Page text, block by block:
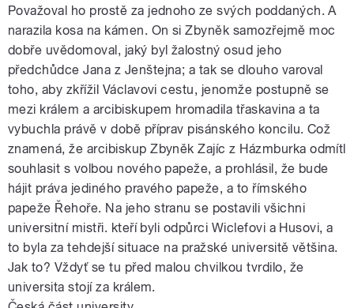
Považoval ho prostě za jednoho ze svých poddaných. A
narazila kosa na kámen. On si Zbyněk samozřejmě moc
dobře uvědomoval, jaký byl žalostný osud jeho
předchůdce Jana z Jenštejna; a tak se dlouho varoval
toho, aby zkřížil Václavovi cestu, jenomže postupně se
mezi králem a arcibiskupem hromadila třaskavina a ta
vybuchla právě v době příprav pisánského koncilu. Což
znamená, že arcibiskup Zbyněk Zajíc z Házmburka odmítl
souhlasit s volbou nového papeže, a prohlásil, že bude
hájit práva jediného pravého papeže, a to římského
papeže Řehoře. Na jeho stranu se postavili všichni
universitní mistři. kteří byli odpůrci Wiclefovi a Husovi, a
to byla za tehdejší situace na pražské universitě většina.
Jak to? Vždyť se tu před malou chvilkou tvrdilo, že
universita stojí za králem.